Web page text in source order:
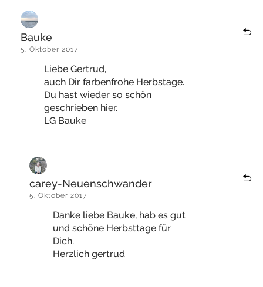
Bauke
5. Oktober 2017
Liebe Gertrud,
auch Dir farbenfrohe Herbstage.
Du hast wieder so schön
geschrieben hier.
LG Bauke
carey-Neuenschwander
5. Oktober 2017
Danke liebe Bauke, hab es gut
und schöne Herbsttage für
Dich.
Herzlich gertrud